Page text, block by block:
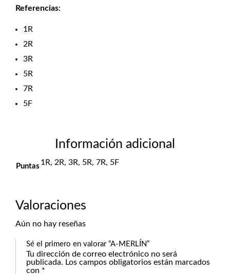
Referencias:
1R
2R
3R
5R
7R
5F
Información adicional
Puntas 1R, 2R, 3R, 5R, 7R, 5F
Valoraciones
Aún no hay reseñas
Sé el primero en valorar “A-MERLÍN”
Tu dirección de correo electrónico no será
publicada. Los campos obligatorios están marcados
con *